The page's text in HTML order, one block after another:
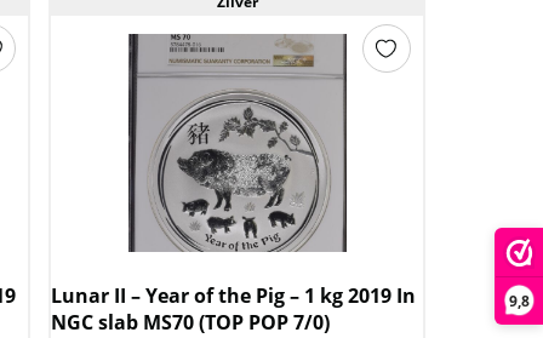
9,8
Lunar II – Year of the Pig – 1 kg 2019 In
NGC slab MS70 (TOP POP 7/0)